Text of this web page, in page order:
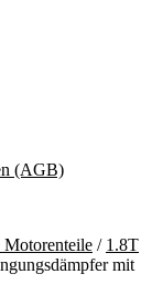
(AGB)
/ 1.8T
mit